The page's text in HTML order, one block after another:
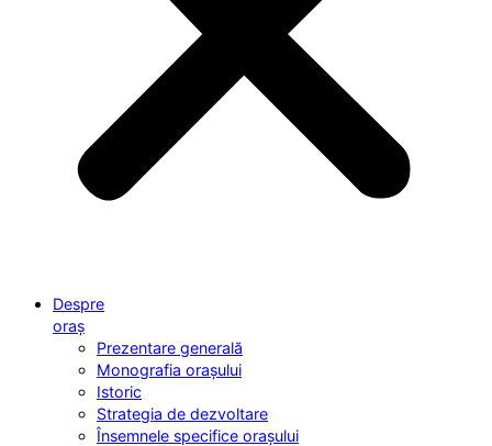
Despre
oraș
Prezentare generală
Monografia orașului
Istoric
Strategia de dezvoltare
Însemnele specifice orașului